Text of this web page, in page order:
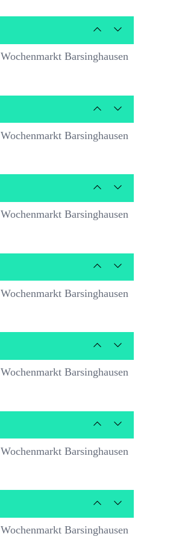
Wochenmarkt Barsinghausen
Wochenmarkt Barsinghausen
Wochenmarkt Barsinghausen
Wochenmarkt Barsinghausen
Wochenmarkt Barsinghausen
Wochenmarkt Barsinghausen
Wochenmarkt Barsinghausen